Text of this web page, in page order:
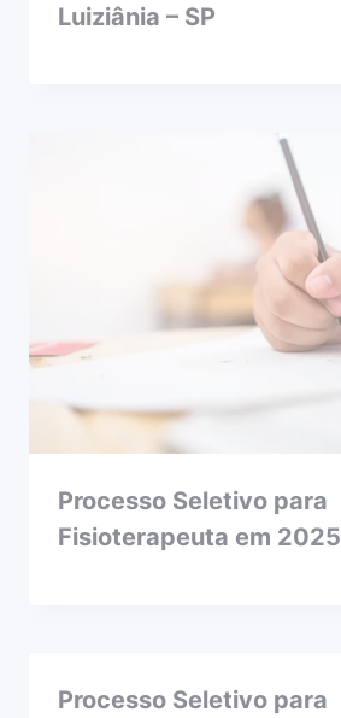
Luiziânia – SP
Processo Seletivo para
Fisioterapeuta em 2025
Processo Seletivo para